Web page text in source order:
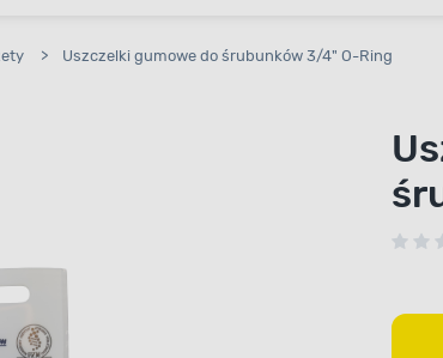
> Uszczelki gumowe do śrubunków 3/4" O-Ring